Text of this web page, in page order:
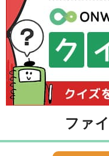
ファ